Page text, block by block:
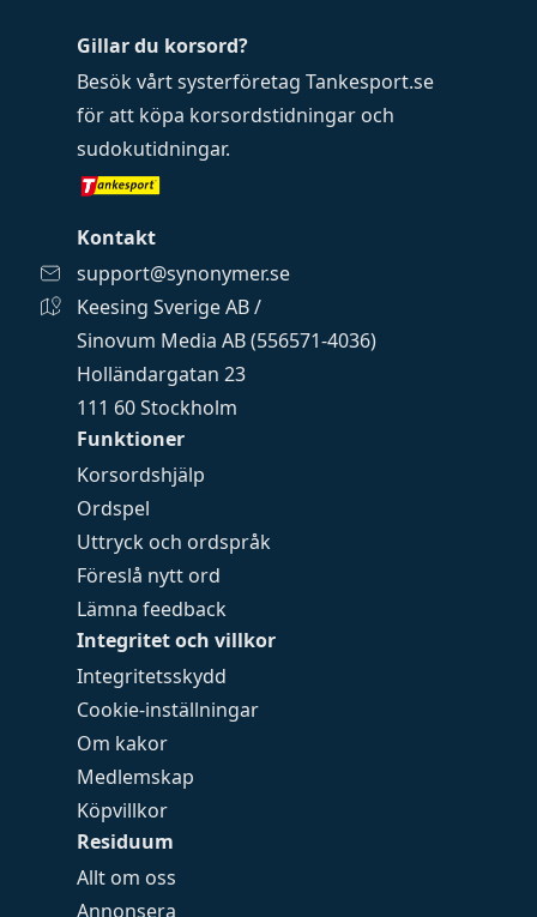
Funktioner
Korsordshjälp
Ordspel
Uttryck och ordspråk
Föreslå nytt ord
Lämna feedback
Integritet och villkor
Integritetsskydd
Cookie-inställningar
Om kakor
Medlemskap
Köpvillkor
Residuum
Allt om oss
Annonsera
Gillar du korsord?
Besök vårt systerföretag Tankesport.se
för att köpa korsordstidningar och
sudokutidningar.
Kontakt
support@synonymer.se
Keesing Sverige AB /
Sinovum Media AB (556571-4036)
Holländargatan 23
111 60 Stockholm